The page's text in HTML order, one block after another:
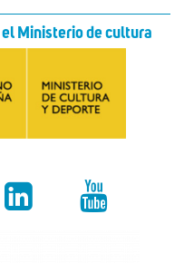
Ministerio de cultura